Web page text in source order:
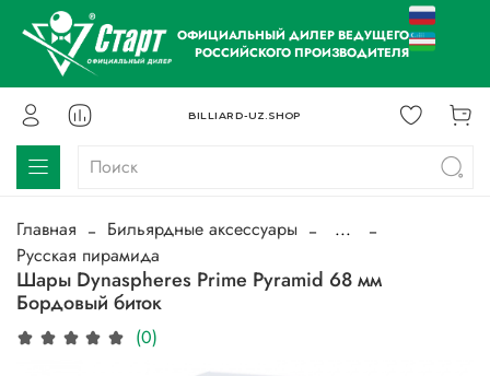
ОФИЦИАЛЬНЫЙ ДИЛЕР ВЕДУЩЕГО
РОССИЙСКОГО ПРОИЗВОДИТЕЛЯ
BILLIARD-UZ.SHOP
Главная Бильярдные аксессуары
...
Русская пирамида
Шары Dynaspheres Prime Pyramid 68 мм
Бордовый биток
(0)